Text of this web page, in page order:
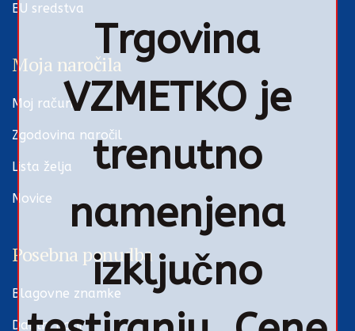
Trgovina
VZMETKO je
trenutno
namenjena
izključno
EU sredstva
Moja naročila
Moj račun
Zgodovina naročil
Lista želja
Novice
Posebna ponudba
Blagovne znamke
Darilni boni